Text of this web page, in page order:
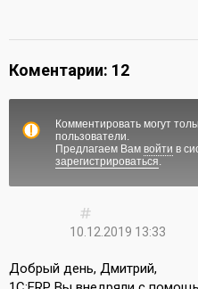
Коментарии: 12
Комментировать могут
пользователи.
Предлагаем Вам войти в
зарегистрироваться.
10.12.2019 13:33
Добрый день, Дмитрий,